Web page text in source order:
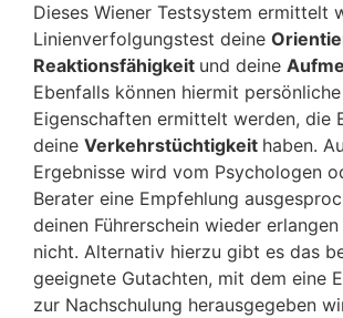
Dieses Wiener Testsystem ermittelt
Linienverfolgungstest deine
Reaktionsfähigkeit und deine
Ebenfalls können hiermit persönliche
Eigenschaften ermittelt werden, die
deine Verkehrstüchtigkeit haben.
Ergebnisse wird vom Psychologen
Berater eine Empfehlung
deinen Führerschein wieder
nicht. Alternativ hierzu gibt es das
geeignete Gutachten, mit dem eine
zur Nachschulung herausgegeben